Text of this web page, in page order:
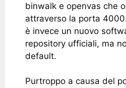
binwalk e openvas che
attraverso la porta
è invece un nuovo
repository ufficiali, ma
default.
Purtroppo a causa del